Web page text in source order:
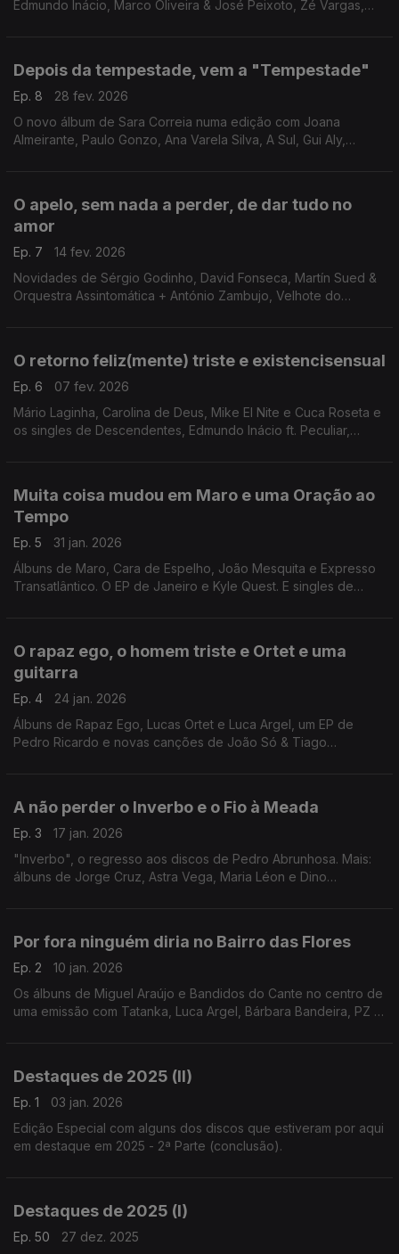
Edmundo Inácio, Marco Oliveira & José Peixoto, Zé Vargas,
Depois da tempestade, vem a "Tempestade"
Ep. 8
28 fev. 2026
O novo álbum de Sara Correia numa edição com Joana
Almeirante, Paulo Gonzo, Ana Varela Silva, A Sul, Gui Aly,
O apelo, sem nada a perder, de dar tudo no
amor
Ep. 7
14 fev. 2026
Novidades de Sérgio Godinho, David Fonseca, Martín Sued &
Orquestra Assintomática + António Zambujo, Velhote do
O retorno feliz(mente) triste e existencisensual
Ep. 6
07 fev. 2026
Mário Laginha, Carolina de Deus, Mike El Nite e Cuca Roseta e
os singles de Descendentes, Edmundo Inácio ft. Peculiar,
Muita coisa mudou em Maro e uma Oração ao
Tempo
Ep. 5
31 jan. 2026
Álbuns de Maro, Cara de Espelho, João Mesquita e Expresso
Transatlântico. O EP de Janeiro e Kyle Quest. E singles de
O rapaz ego, o homem triste e Ortet e uma
guitarra
Ep. 4
24 jan. 2026
Álbuns de Rapaz Ego, Lucas Ortet e Luca Argel, um EP de
Pedro Ricardo e novas canções de João Só & Tiago
A não perder o Inverbo e o Fio à Meada
Ep. 3
17 jan. 2026
"Inverbo", o regresso aos discos de Pedro Abrunhosa. Mais:
álbuns de Jorge Cruz, Astra Vega, Maria Léon e Dino
Por fora ninguém diria no Bairro das Flores
Ep. 2
10 jan. 2026
Os álbuns de Miguel Araújo e Bandidos do Cante no centro de
uma emissão com Tatanka, Luca Argel, Bárbara Bandeira, PZ ft.
Destaques de 2025 (II)
Ep. 1
03 jan. 2026
Edição Especial com alguns dos discos que estiveram por aqui
em destaque em 2025 - 2ª Parte (conclusão).
Destaques de 2025 (I)
Ep. 50
27 dez. 2025